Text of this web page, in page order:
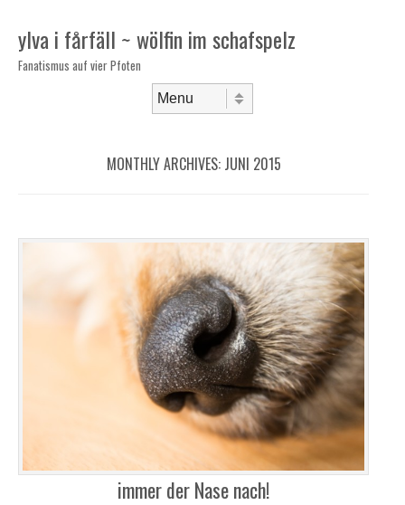
ylva i fårfäll ~ wölfin im schafspelz
Fanatismus auf vier Pfoten
MONTHLY ARCHIVES: JUNI 2015
immer der Nase nach!